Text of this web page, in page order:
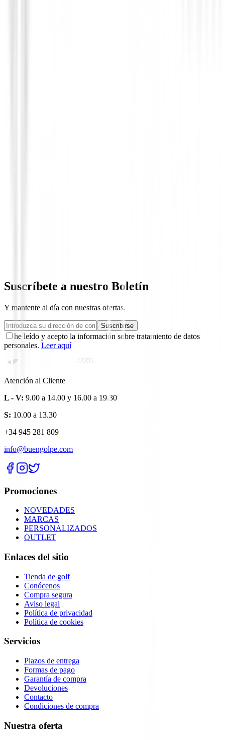
Suscríbete a nuestro Boletín
Y mantente al día con nuestras ofertas.
Suscribirse
he leído y acepto la información sobre tratamiento de datos
personales. Leer aquí
Atención al Cliente
L - V: 9.00 a 14.00 y 16.00 a 19.30
S: 10.00 a 13.30
+34 945 281 809
info@buengolpe.com
Promociones
NOVEDADES
MARCAS
PERSONALIZADOS
OUTLET
Enlaces del sitio
Tienda de golf
Conócenos
Compra segura
Aviso legal
Política de privacidad
Política de cookies
Servicios
Plazos de entrega
Formas de pago
Garantía de compra
Devoluciones
Contacto
Condiciones de compra
Nuestra oferta